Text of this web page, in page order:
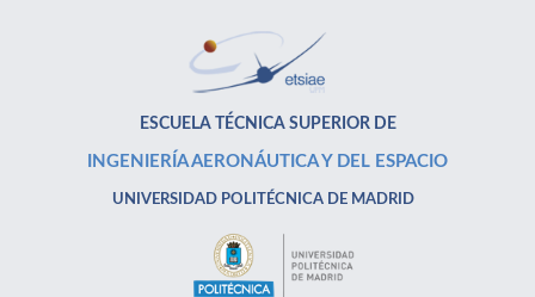
ESCUELA TÉCNICA SUPERIOR DE
INGENIERÍA AERONÁUTICA Y DEL ESPACIO
UNIVERSIDAD POLITÉCNICA DE MADRID